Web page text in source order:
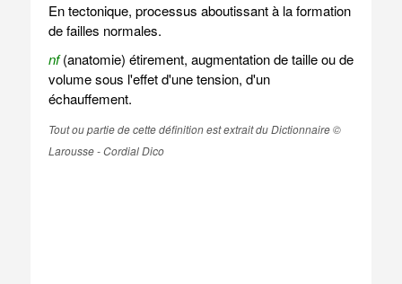
En tectonique, processus aboutissant à la formation
de failles normales.
nf(anatomie) étirement, augmentation de taille ou de
volume sous l'effet d'une tension, d'un
échauffement.
Tout ou partie de cette définition est extrait du Dictionnaire ©
Larousse - Cordial Dico